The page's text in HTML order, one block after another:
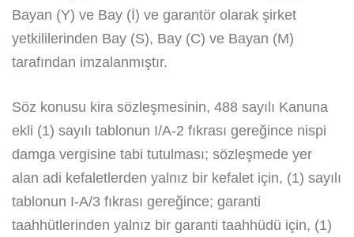
Bayan (Y) ve Bay (İ) ve garantör olarak şirket
yetkililerinden Bay (S), Bay (C) ve Bayan (M)
tarafından imzalanmıştır.
Söz konusu kira sözleşmesinin, 488 sayılı Kanuna
ekli (1) sayılı tablonun I/A-2 fıkrası gereğince nispi
damga vergisine tabi tutulması; sözleşmede yer
alan adi kefaletlerden yalnız bir kefalet için, (1) sayılı
tablonun I-A/3 fıkrası gereğince; garanti
taahhütlerinden yalnız bir garanti taahhüdü için, (1)